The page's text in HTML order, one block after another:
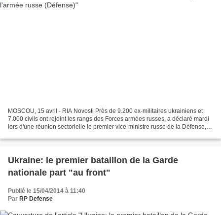
MOSCOU, 15 avril - RIA Novosti Près de 9.200 ex-militaires ukrainiens et
7.000 civils ont rejoint les rangs des Forces armées russes, a déclaré mardi
lors d'une réunion sectorielle le premier vice-ministre russe de la Défense, le
Ukraine: le premier bataillon de la Garde
nationale part "au front"
Publié le 15/04/2014 à 11:40
Par RP Defense